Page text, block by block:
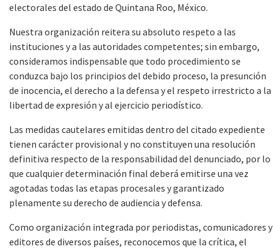
electorales del estado de Quintana Roo, México.
Nuestra organización reitera su absoluto respeto a las
instituciones y a las autoridades competentes; sin embargo,
consideramos indispensable que todo procedimiento se
conduzca bajo los principios del debido proceso, la presunción
de inocencia, el derecho a la defensa y el respeto irrestricto a la
libertad de expresión y al ejercicio periodístico.
Las medidas cautelares emitidas dentro del citado expediente
tienen carácter provisional y no constituyen una resolución
definitiva respecto de la responsabilidad del denunciado, por lo
que cualquier determinación final deberá emitirse una vez
agotadas todas las etapas procesales y garantizado
plenamente su derecho de audiencia y defensa.
Como organización integrada por periodistas, comunicadores y
editores de diversos países, reconocemos que la crítica, el